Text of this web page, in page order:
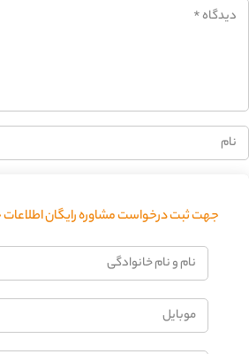
جهت ثبت درخواست مشاوره رایگان اطلاعات
نام
و
خانوادگی
موبایل